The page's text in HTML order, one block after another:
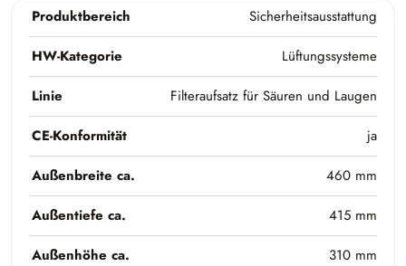
Produktbereich
Sicherheitsausstattung
HW-Kategorie
Lüftungssysteme
Linie
Filteraufsatz für Säuren und Laugen
CE-Konformität
ja
Außenbreite ca.
460 mm
Außentiefe ca.
415 mm
Außenhöhe ca.
310 mm